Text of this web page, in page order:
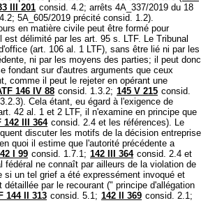
III 201 consid. 4.2; arrêts 4A_337/2019 du 18
5A_605/2019 précité consid. 1.2).
en matière civile peut être formé pour
est délimité par les art. 95 s. LTF. Le Tribunal
(art. 106 al. 1 LTF), sans être lié ni par les
ni par les moyens des parties; il peut donc
fondant sur d'autres arguments que ceux
comme il peut le rejeter en opérant une
146 IV 88 consid. 1.3.2; 145 V 215 consid.
Cela étant, eu égard à l'exigence de
42 al. 1 et 2 LTF, il n'examine en principe que
142 III 364 consid. 2.4 et les références). Le
discuter les motifs de la décision entreprise
quoi il estime que l'autorité précédente a
I 99 consid. 1.7.1; 142 III 364 consid. 2.4 et
fédéral ne connaît par ailleurs de la violation de
si un tel grief a été expressément invoqué et
par le recourant (" principe d'allégation
144 II 313 consid. 5.1; 142 II 369 consid. 2.1;